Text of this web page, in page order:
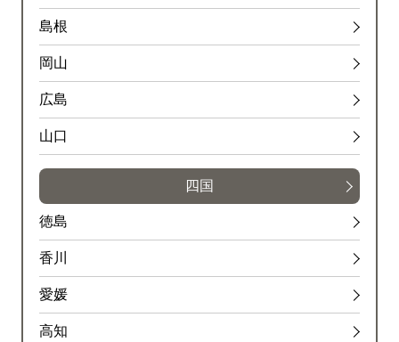
島根
岡山
広島
山口
四国
徳島
香川
愛媛
高知